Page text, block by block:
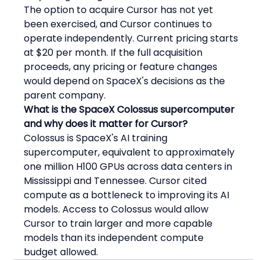
The option to acquire Cursor has not yet
been exercised, and Cursor continues to
operate independently. Current pricing starts
at $20 per month. If the full acquisition
proceeds, any pricing or feature changes
would depend on SpaceX's decisions as the
parent company.
What is the SpaceX Colossus supercomputer
and why does it matter for Cursor?
Colossus is SpaceX's AI training
supercomputer, equivalent to approximately
one million H100 GPUs across data centers in
Mississippi and Tennessee. Cursor cited
compute as a bottleneck to improving its AI
models. Access to Colossus would allow
Cursor to train larger and more capable
models than its independent compute
budget allowed.